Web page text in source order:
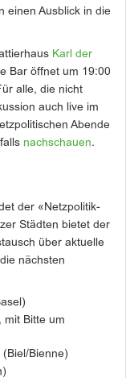
einen Ausblick in die
Karl der
Bar öffnet um 19:00
alle, die nicht
auch live im
Abende
nachschauen.
der «Netzpolitik-
Städten bietet der
über aktuelle
nächsten
mit Bitte um
(Biel/Bienne)